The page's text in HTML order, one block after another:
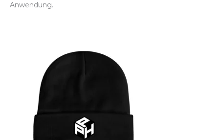
Anwendung.